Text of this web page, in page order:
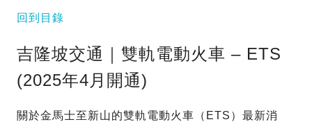
回到目錄
吉隆坡交通｜雙軌電動火車 – ETS
(2025年4月開通)
關於金馬士至新山的雙軌電動火車（ETS）最新消